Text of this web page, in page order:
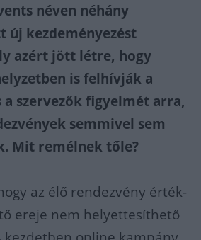
néven néhány
új kezdeményezést
azért jött létre, hogy
is felhívják a
szervezők figyelmét arra,
semmivel sem
Mit remélnek tőle?
az élő rendezvény érték-
ereje nem helyettesíthető